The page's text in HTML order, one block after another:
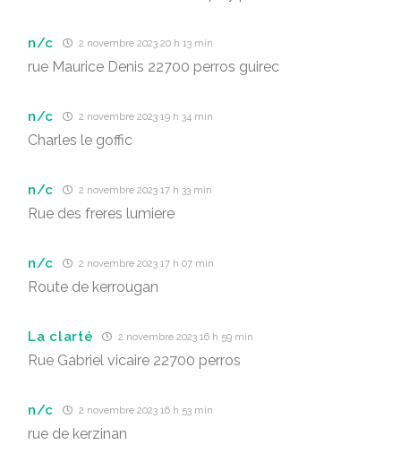
n/c 2 novembre 2023 20 h 13 min
rue Maurice Denis 22700 perros guirec
n/c 2 novembre 2023 19 h 34 min
Charles le goffic
n/c 2 novembre 2023 17 h 33 min
Rue des freres lumiere
n/c 2 novembre 2023 17 h 07 min
Route de kerrougan
La clarté 2 novembre 2023 16 h 59 min
Rue Gabriel vicaire 22700 perros
n/c 2 novembre 2023 16 h 53 min
rue de kerzinan